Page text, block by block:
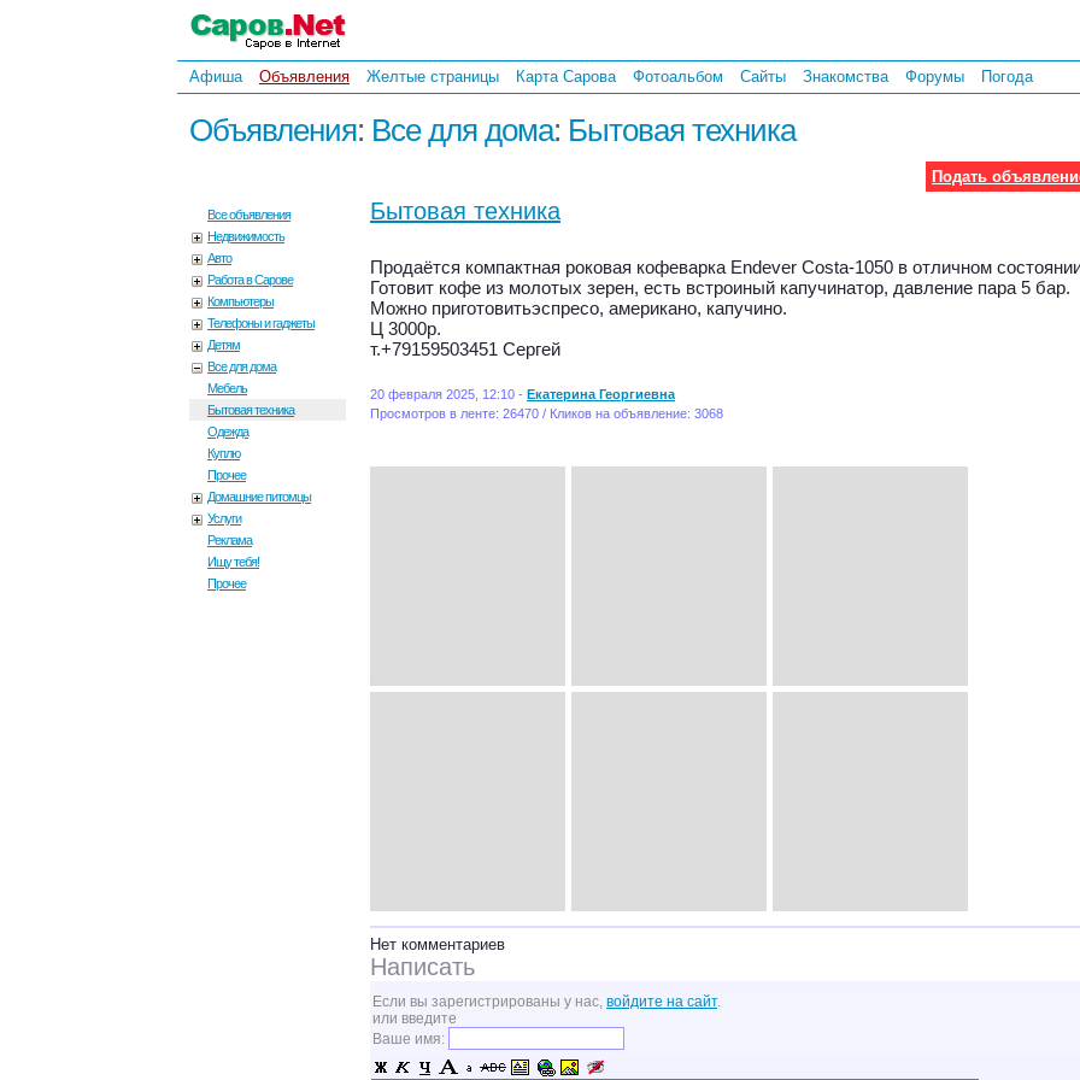
Афиша Объявления Желтые страницы Карта Сарова Фотоальбом Сайты Знакомства Форумы Погода
Объявления: Все для дома: Бытовая техника
Все объявления
Недвижимость
Авто
Работа в Сарове
Компьютеры
Телефоны и гаджеты
Детям
Все для дома
Мебель
Бытовая техника
Одежда
Куплю
Прочее
Домашние питомцы
Услуги
Реклама
Ищу тебя!
Прочее
Подать
Бытовая техника
Продаётся компактная роковая кофеварка Endever Costa-1050 в отличном
Готовит кофе из молотых зерен, есть встроиный капучинатор, давление пара 5 бар.
Можно приготовитьэспресо, американо, капучино.
Ц 3000р.
т.+79159503451 Сергей
20 февраля 2025, 12:10 - Екатерина Георгиевна
Просмотров в ленте: 26470 / Кликов на объявление: 3068
Нет комментариев
Написать
Если вы зарегистрированы у нас, войдите на сайт.
или введите
Ваше имя: